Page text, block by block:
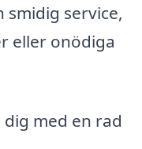
smidig service,
eller onödiga
med en rad